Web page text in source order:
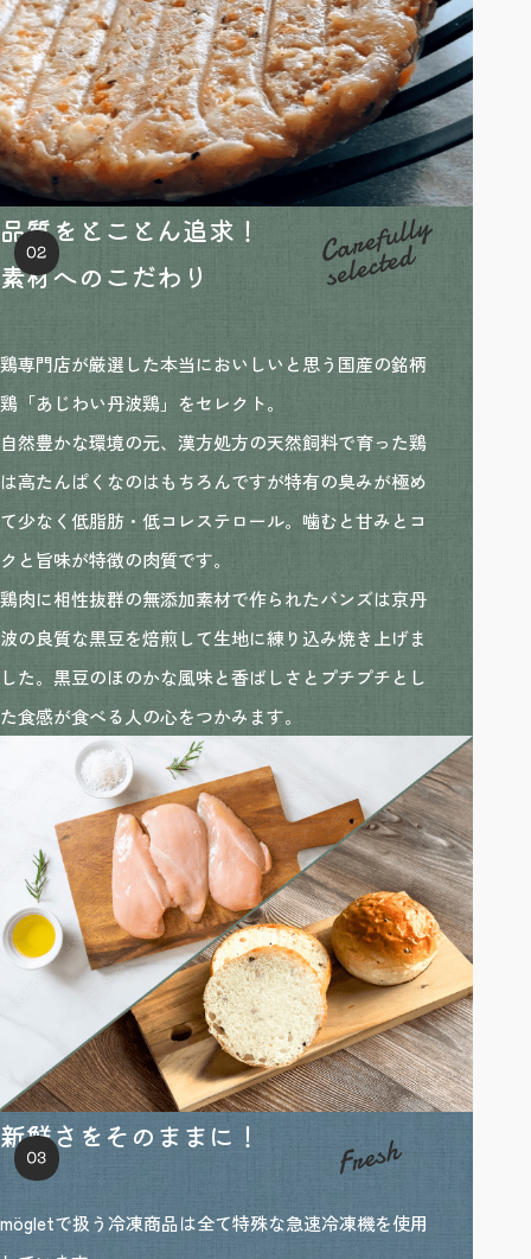
品質をとことん追求！
素材へのこだわり
鶏専門店が厳選した本当においしいと思う 国産の銘柄
鶏「あじわい丹波鶏」をセレクト。
自然豊かな環境の元、漢方処方の天然飼料で育った鶏
は高たんぱくなのはもちろんですが特有の臭みが極め
て少なく低脂肪・低コレステロール。噛むと甘みとコ
クと旨味が特徴の肉質です。
鶏肉に相性抜群の無添加素材で作られたバンズは京丹
波の良質な黒豆を焙煎して生地に練り込み焼き上げま
した。黒豆のほのかな風味と香ばしさとプチプチとし
た食感が食べる人の心をつかみます。
新鮮さをそのままに！
mögletで扱う冷凍商品は全て特殊な急速冷凍機を使用